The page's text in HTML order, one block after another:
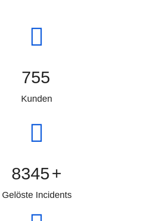
755
Kunden
8345+
Gelöste Incidents